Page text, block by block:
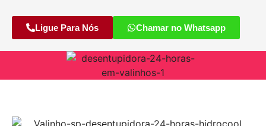
Ligue Para Nós Chamar no Whatsapp